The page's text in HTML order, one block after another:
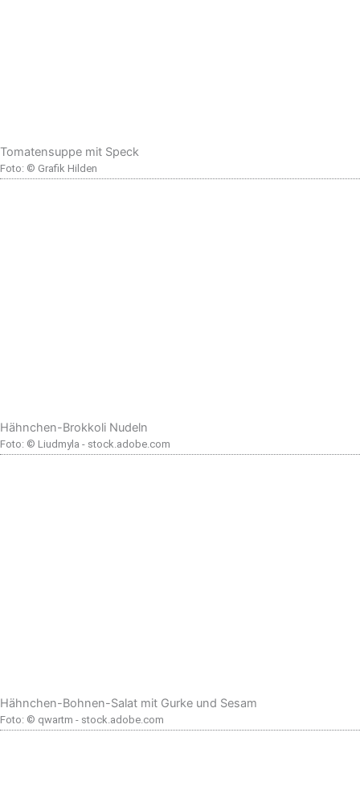
Tomatensuppe mit Speck
Foto: © Grafik Hilden
Hähnchen-Brokkoli Nudeln
Foto: © Liudmyla - stock.adobe.com
Hähnchen-Bohnen-Salat mit Gurke und Sesam
Foto: © qwartm - stock.adobe.com